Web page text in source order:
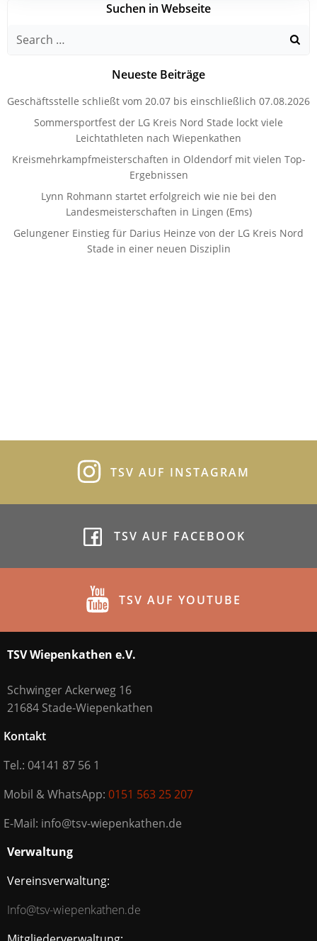
Suchen in Webseite
Search
Neueste Beiträge
Geschäftsstelle schließt vom 20.07 bis einschließlich 07.08.2026
Sommersportfest der LG Kreis Nord Stade lockt viele
Leichtathleten nach Wiepenkathen
Kreismehrkampfmeisterschaften in Oldendorf mit vielen Top-
Ergebnissen
Lynn Rohmann startet erfolgreich wie nie bei den
Landesmeisterschaften in Lingen (Ems)
Gelungener Einstieg für Darius Heinze von der LG Kreis Nord
Stade in einer neuen Disziplin
TSV AUF INSTAGRAM
TSV AUF FACEBOOK
TSV AUF YOUTUBE
TSV Wiepenkathen e.V.
Schwinger Ackerweg 16
21684 Stade-Wiepenkathen
Kontakt
Tel.: 04141 87 56 1
Mobil & WhatsApp: 0151 563 25 207
E-Mail: info@tsv-wiepenkathen.de
Verwaltung
Vereinsverwaltung:
Info@tsv-wiepenkathen.de